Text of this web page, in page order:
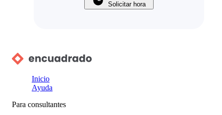
Solicitar hora
Inicio
Ayuda
Para consultantes